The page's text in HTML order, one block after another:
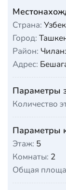
Страна:
Город:
Район:
Адрес:
Параметры
Количество
Параметры
Этаж: 5
Комнаты: 2
Общая